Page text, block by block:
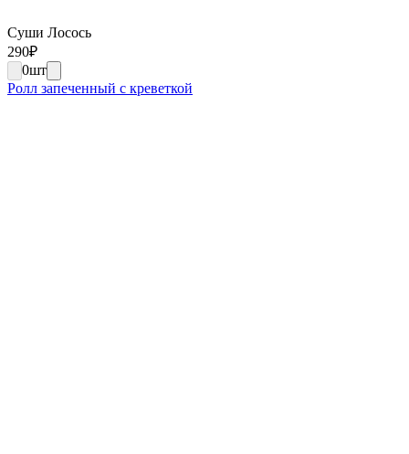
Суши Лосось
290₽
0шт
Ролл запеченный с креветкой